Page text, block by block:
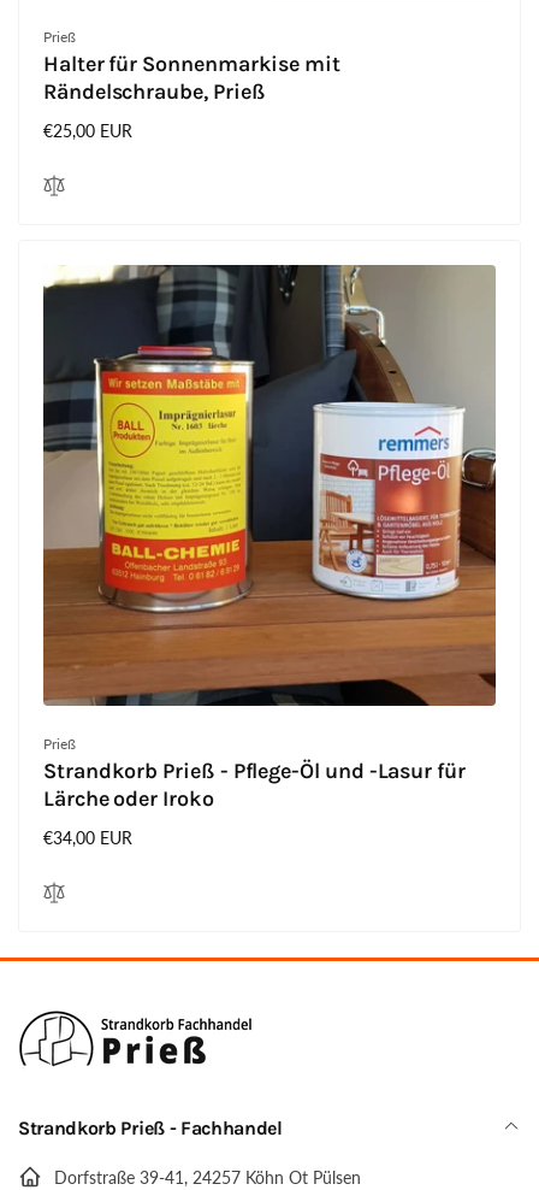
Anbieter:
Prieß
Halter für Sonnenmarkise mit
Rändelschraube, Prieß
Normaler
€25,00 EUR
Anbieter:
Prieß
Strandkorb Prieß - Pflege-Öl und -Lasur für
Lärche oder Iroko
Normaler
€34,00 EUR
Strandkorb Prieß - Fachhandel
Dorfstraße 39-41, 24257 Köhn Ot Pülsen